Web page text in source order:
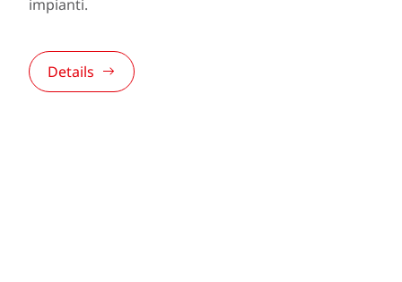
impianti.
Details